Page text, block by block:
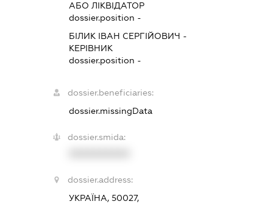
АБО ЛІКВІДАТОР
dossier.position -
БІЛИК ІВАН СЕРГІЙОВИЧ -
КЕРІВНИК
dossier.position -
dossier.beneficiaries:
dossier.missingData
dossier.smida:
dossier.address:
УКРАЇНА, 50027,